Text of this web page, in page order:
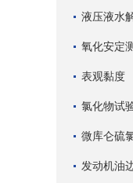
液压液水
氧化安定
表观黏度
氯化物试
微库仑硫
发动机油